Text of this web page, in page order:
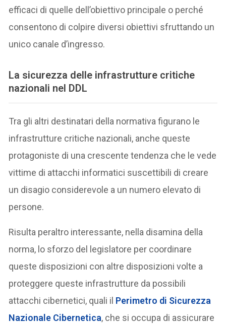
efficaci di quelle dell’obiettivo principale o perché
consentono di colpire diversi obiettivi sfruttando un
unico canale d’ingresso.
La sicurezza delle infrastrutture critiche
nazionali nel DDL
Tra gli altri destinatari della normativa figurano le
infrastrutture critiche nazionali, anche queste
protagoniste di una crescente tendenza che le vede
vittime di attacchi informatici suscettibili di creare
un disagio considerevole a un numero elevato di
persone.
Risulta peraltro interessante, nella disamina della
norma, lo sforzo del legislatore per coordinare
queste disposizioni con altre disposizioni volte a
proteggere queste infrastrutture da possibili
attacchi cibernetici, quali il Perimetro di Sicurezza
Nazionale Cibernetica, che si occupa di assicurare